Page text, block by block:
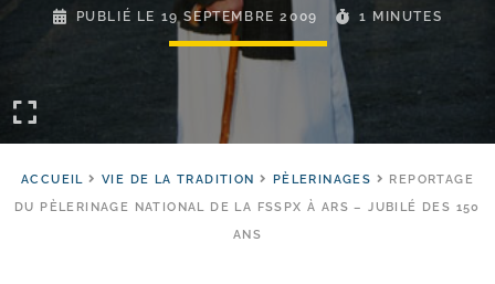
PUBLIÉ LE 19 SEPTEMBRE 2009 1 MINUTES
ACCUEIL VIE DE LA TRADITION PÈLERINAGES
REPORTAGE
DU PÈLERINAGE NATIONAL DE LA FSSPX À ARS – JUBILÉ DES 150
ANS